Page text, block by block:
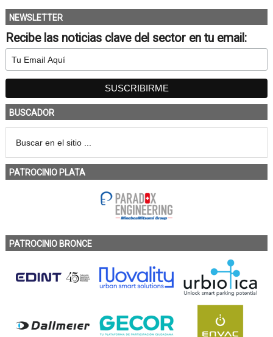
NEWSLETTER
Recibe las noticias clave del sector en tu email:
BUSCADOR
PATROCINIO PLATA
PATROCINIO BRONCE